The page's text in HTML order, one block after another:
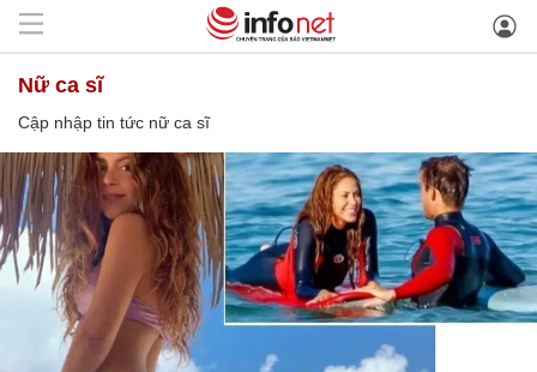
nữ ca sĩ
Cập nhập tin tức nữ ca sĩ